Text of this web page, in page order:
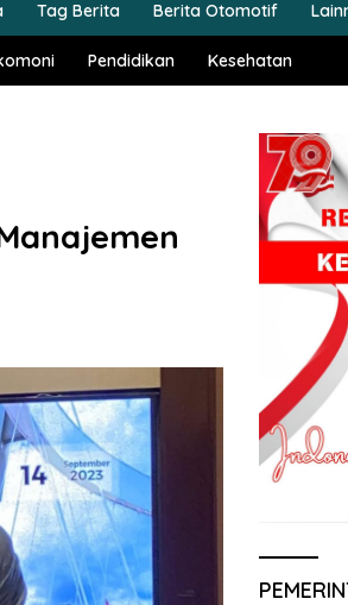
Tag Berita Berita Otomotif
Pendidikan Kesehatan